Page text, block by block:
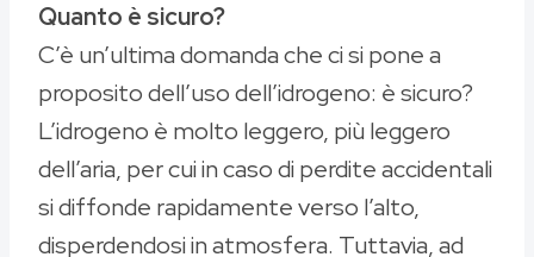
Quanto è sicuro?
C’è un’ultima domanda che ci si pone a
proposito dell’uso dell’idrogeno: è sicuro?
L’idrogeno è molto leggero, più leggero
dell’aria, per cui in caso di perdite accidentali
si diffonde rapidamente verso l’alto,
disperdendosi in atmosfera. Tuttavia, ad